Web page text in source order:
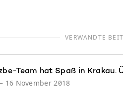
VERWANDTE
Team hat Spaß in Krakau.
16 November 2018